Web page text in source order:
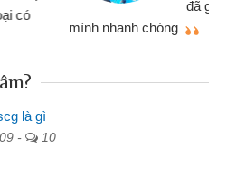
quyết được công việc của
là gì
- 10